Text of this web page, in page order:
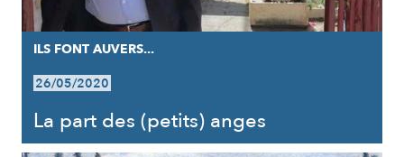
ILS FONT AUVERS...
26/05/2020
La part des (petits) anges